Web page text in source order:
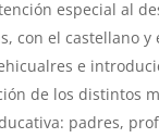
especial al
con el castellano y
e
de los distintos
padres,